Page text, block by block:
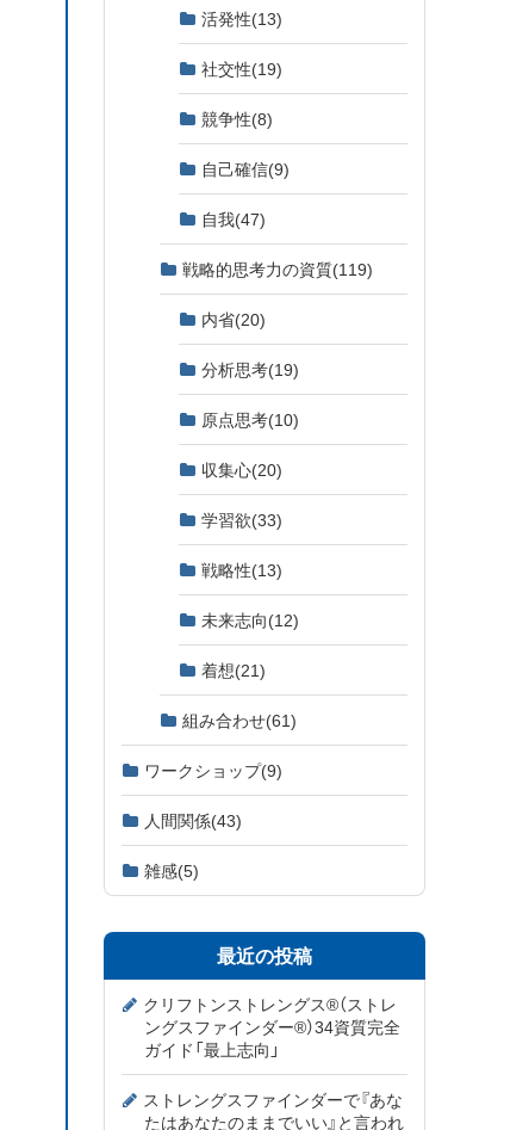
活発性(13)
社交性(19)
競争性(8)
自己確信(9)
自我(47)
戦略的思考力の資質(119)
内省(20)
分析思考(19)
原点思考(10)
収集心(20)
学習欲(33)
戦略性(13)
未来志向(12)
着想(21)
組み合わせ(61)
ワークショップ(9)
人間関係(43)
雑感(5)
最近の投稿
クリフトンストレングス®（ストレ
ングスファインダー®）34資質完全
ガイド「最上志向」
ストレングスファインダーで『あな
たはあなたのままでいい』と言われ